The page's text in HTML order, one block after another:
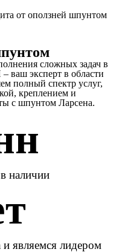
от оползней шпунтом
сложных задач в
ваш эксперт в области
полный спектр услуг,
креплением и
с шпунтом Ларсена.
наличии
являемся лидером